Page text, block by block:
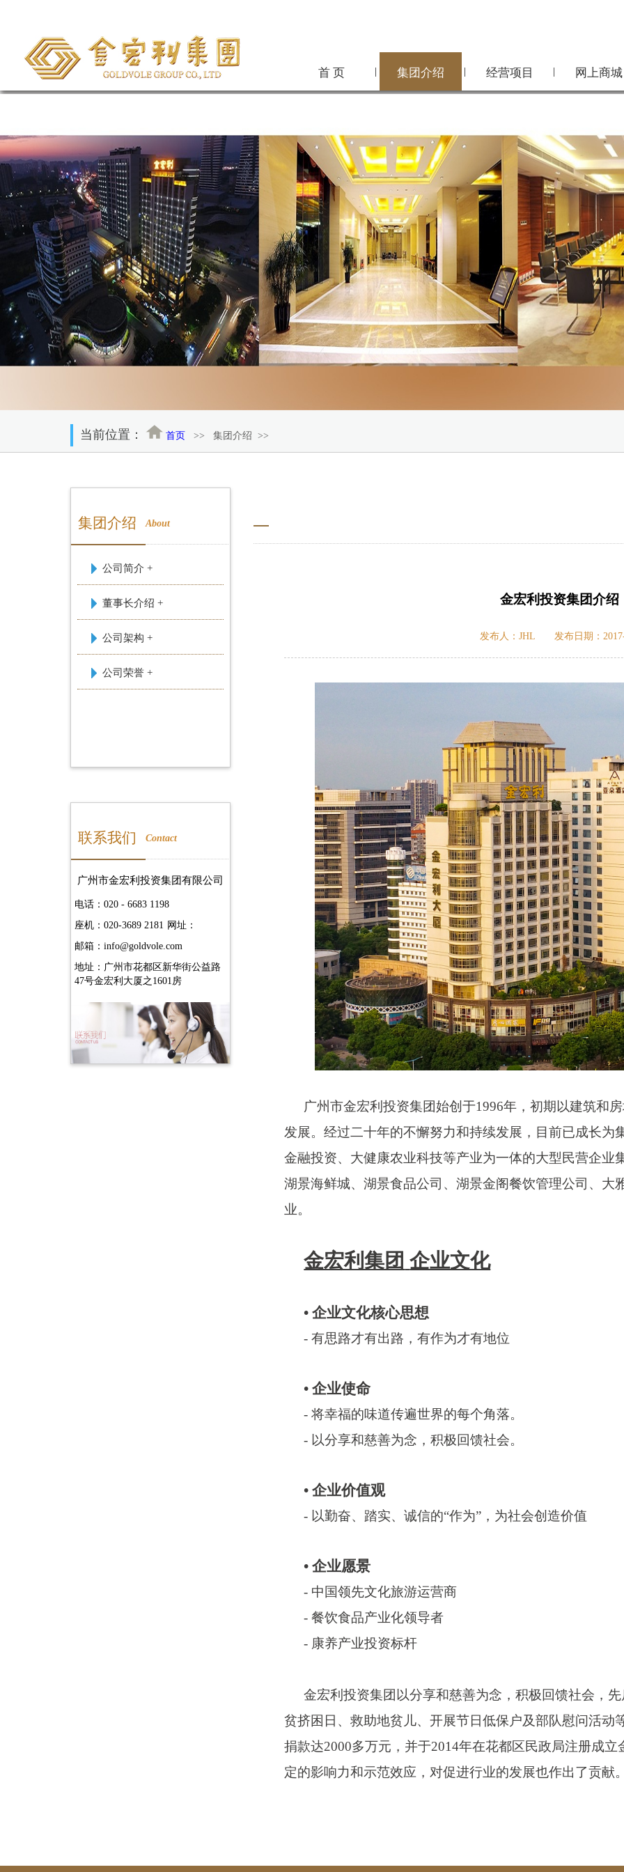
首 页 | 集团介绍 | 经营项目 | 网上商城
当前位置： 首页 >> 集团介绍 >>
集团介绍 About
公司简介 +
董事长介绍 +
公司架构 +
公司荣誉 +
联系我们 Contact
广州市金宏利投资集团有限公司
电话：020 - 6683 1198
座机：020-3689 2181 网址：
邮箱：info@goldvole.com
地址：广州市花都区新华街公益路
47号金宏利大厦之1601房
金宏利投资集团介绍
发布人：JHL 发布日期：
广州市金宏利投资集团始创于1996年，初期以建筑和
发展。经过二十年的不懈努力和持续发展，目前已成长为
金融投资、大健康农业科技等产业为一体的大型民营企业
湖景海鲜城、湖景食品公司、 湖景金阁餐饮管理公司 、大
业。
金宏利集团 企业文化
• 企业文化核心思想
- 有思路才有出路，有作为才有地位
• 企业使命
- 将幸福的味道传遍世界的每个角落。
- 以分享和慈善为念，积极回馈社会。
• 企业价值观
- 以勤奋、踏实、诚信的“作为”，为社会创造价值
• 企业愿景
- 中国领先文化旅游运营商
- 餐饮食品产业化领导者
- 康养产业投资标杆
金宏利投资集团以分享和慈善为念，积极回馈社会，
贫挤困日、救助地贫儿、开展节日低保户及部队慰问活动
捐款达2000多万元，并于2014年在花都区民政局注册成
定的影响力和示范效应，对促进行业的发展也作出了贡献